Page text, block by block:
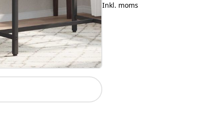
Inkl. moms